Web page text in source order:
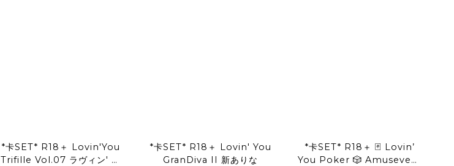
*卡SET* R18＋ Lovin'You
Trifille Vol.07 ラヴィン' ユ
*卡SET* R18＋ Lovin' You
GranDiva II 新ありな
*卡SET* R18＋ 🃏 Lovin’
You Poker 🎲 Amusevent